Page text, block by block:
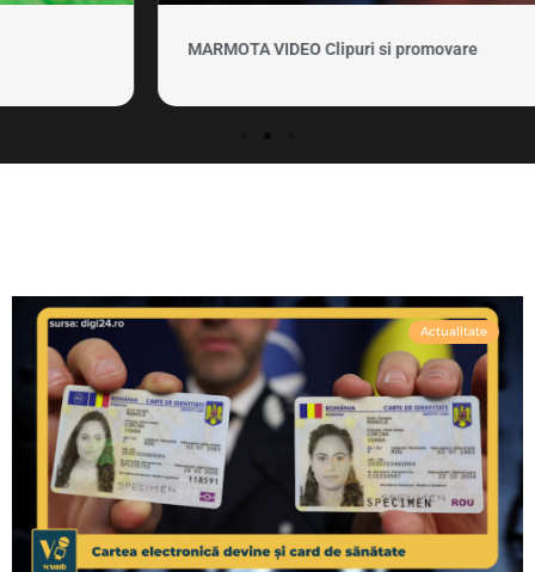
MARMOTA VIDEO Clipuri si promovare
Actualitate